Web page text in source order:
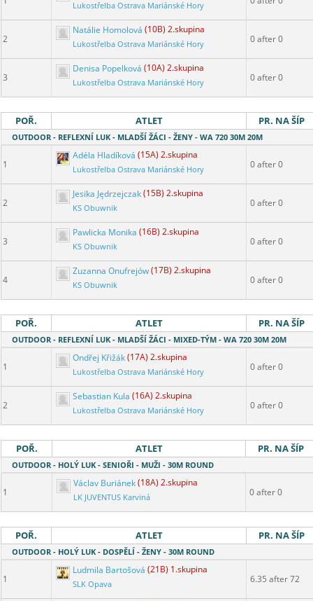
Lukostřelba Ostrava Mariánské Hory
2
Natálie Homolová (10B) 2.skupina
Lukostřelba Ostrava Mariánské Hory 0 after 0
3
Denisa Popelková (10A) 2.skupina
Lukostřelba Ostrava Mariánské Hory 0 after 0
POŘ. ATLET PR. NA ŠÍP
OUTDOOR - REFLEXNÍ LUK - MLADŠÍ ŽÁCI - ŽENY - WA 720 30M 20M
1
Adéla Hladíková (15A) 2.skupina
Lukostřelba Ostrava Mariánské Hory 0 after 0
2
Jesika Jędrzejczak(15B) 2.skupina
KS Obuwnik 0 after 0
3
Pawlicka Monika (16B) 2.skupina
KS Obuwnik 0 after 0
4
Zuzanna Onufrejów(17B) 2.skupina
KS Obuwnik 0 after 0
POŘ. ATLET PR. NA ŠÍP
OUTDOOR - REFLEXNÍ LUK - MLADŠÍ ŽÁCI - MIXED-TÝM - WA 720 30M 20M
1
Ondřej Křižák(17A) 2.skupina
Lukostřelba Ostrava Mariánské Hory 0 after 0
2
Sebastian Kula (16A) 2.skupina
Lukostřelba Ostrava Mariánské Hory 0 after 0
POŘ. ATLET PR. NA ŠÍP
OUTDOOR - HOLÝ LUK - SENIOŘI - MUŽI - 30M ROUND
1
Václav Buriánek(18A) 2.skupina
LK JUVENTUS Karviná 0 after 0
POŘ. ATLET PR. NA ŠÍP
OUTDOOR - HOLÝ LUK - DOSPĚLÍ - ŽENY - 30M ROUND
1
Ludmila Bartošová (21B) 1.skupina
SLK Opava 6.35 after 72